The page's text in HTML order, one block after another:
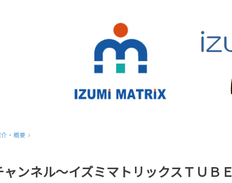
・概要
ンネル～イズミマトリックスＴＵＢＥ